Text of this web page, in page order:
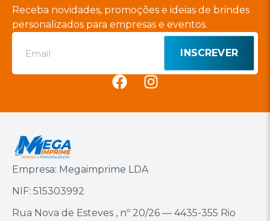
Receba novidades, promoções e ideias de brindes
personalizados para empresas e eventos.
INSCREVER
Empresa: Megaimprime LDA
NIF: 515303992
Rua Nova de Esteves , nº 20/26 — 4435-355 Rio